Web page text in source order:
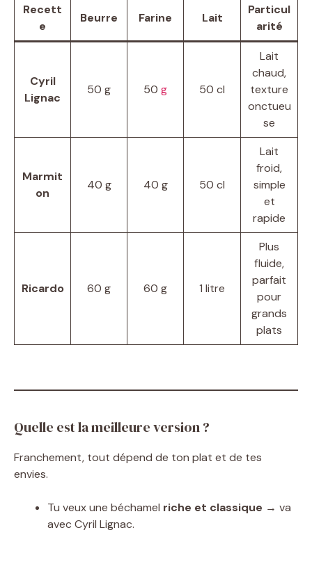
Recett
e
Beurre Farine Lait
Particul
arité
Cyril
Lignac
50 g 50 g 50 cl
Lait
chaud,
texture
onctueu
se
Marmit
on
40 g 40 g 50 cl
Lait
froid,
simple
et
rapide
Ricardo 60 g 60 g 1 litre
Plus
fluide,
parfait
pour
grands
plats
Quelle est la meilleure version ?
Franchement, tout dépend de ton plat et de tes
envies.
Tu veux une béchamel riche et classique → va
avec Cyril Lignac.